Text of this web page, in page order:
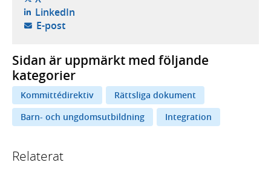
LinkedIn- öppnas i ny flik, extern webbplats,
E-post- öppnar din e-postklient,
Sidan är uppmärkt med följande
kategorier
Kommittédirektiv
Rättsliga dokument
Barn- och ungdomsutbildning
Integration
Relaterat